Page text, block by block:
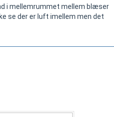
i mellemrummet mellem blæser
se der er luft imellem men det